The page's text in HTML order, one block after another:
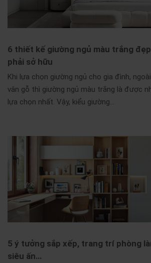
6 thiết kế giường ngủ màu trắng
phải sở hữu
Khi lựa chọn giường ngủ cho gia đình,
vân gỗ thì giường ngủ màu trắng là được
lựa chọn nhất. Vậy, kiểu giường…
5 ý tưởng sắp xếp, trang trí phòng
siêu ấn…